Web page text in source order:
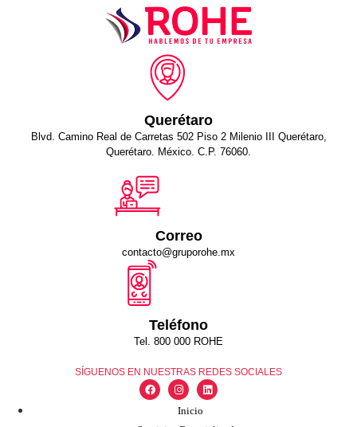
Querétaro
Blvd. Camino Real de Carretas 502 Piso 2 Milenio III Querétaro,
Querétaro. México. C.P. 76060.
Correo
contacto@gruporohe.mx
Teléfono
Tel. 800 000 ROHE
SÍGUENOS EN NUESTRAS REDES SOCIALES
Inicio